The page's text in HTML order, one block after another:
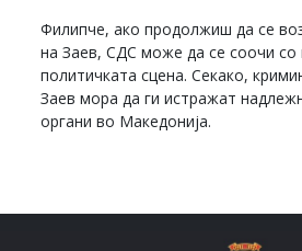
Филипче, ако продолжиш да се
на Заев, СДС може да се соочи со
политичката сцена. Секако,
Заев мора да ги истражат
органи во Македонија.